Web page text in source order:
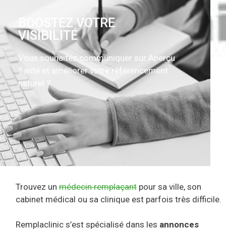
BOOSTEZ VOTRE
VISIBILITÉ
Vous souhaitez communiquer sur Aperçu
Santé et améliorer votre référencement
naturel ?
Trouvez unmédecin remplaçantpour sa ville, son
cabinet médical ou sa clinique est parfois très difficile.
Remplaclinic s’est spécialisé dans les annonces